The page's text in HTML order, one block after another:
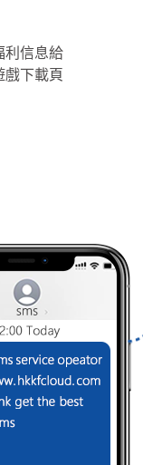
利信息給
戲下載頁